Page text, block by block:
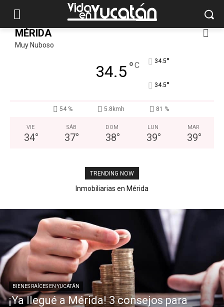
MÉRIDA
Muy Nuboso
34.5°C 34.5°
34.5°
54 % 5.8kmh 81 %
VIE
34°
SÁB
37°
DOM
38°
LUN
39°
MAR
39°
TRENDING NOW
Inmobiliarias en Mérida
BIENES RAÍCES EN YUCATÁN
¡Ya llegué a Mérida! 3 consejos para